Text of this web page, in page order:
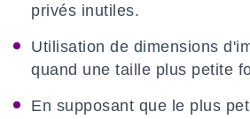
privés inutiles.
Utilisation de dimensions
quand une taille plus petite
En supposant que le plus